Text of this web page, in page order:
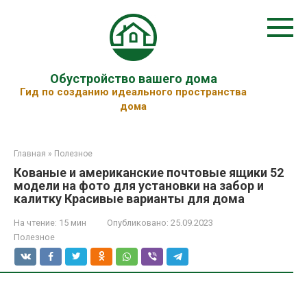
Обустройство вашего дома
Гид по созданию идеального пространства
дома
Главная » Полезное
Кованые и американские почтовые ящики 52
модели на фото для установки на забор и
калитку Красивые варианты для дома
На чтение: 15 мин Опубликовано: 25.09.2023
Полезное